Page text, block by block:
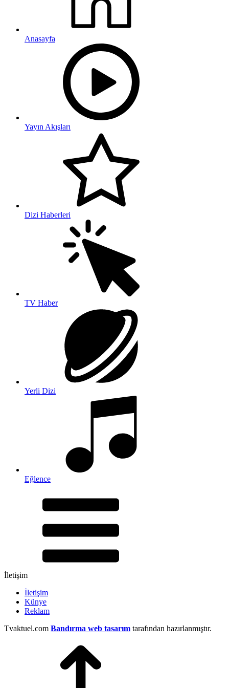
Anasayfa
Yayın Akışları
Dizi Haberleri
TV Haber
Yerli Dizi
Eğlence
İletişim
İletişim
Künye
Reklam
Tvaktuel.com Bandırma web tasarım tarafından hazırlanmıştır.